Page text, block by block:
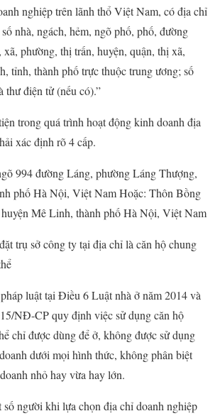
nghiệp trên lãnh thổ Việt Nam, có địa chỉ
nhà, ngách, hẻm, ngõ phố, phố, đường
xã, phường, thị trấn, huyện, quận, thị xã,
tỉnh, thành phố trực thuộc trung ương; số
thư điện tử (nếu có).”
trong quá trình hoạt động kinh doanh địa
xác định rõ 4 cấp.
994 đường Láng, phường Láng Thượng,
phố Hà Nội, Việt Nam Hoặc: Thôn Bồng
Mê Linh, thành phố Hà Nội, Việt Nam
trụ sở công ty tại địa chỉ là căn hộ chung
luật tại Điều 6 Luật nhà ở năm 2014 và
NĐ-CP quy định việc sử dụng căn hộ
chỉ được dùng để ở, không được sử dụng
dưới mọi hình thức, không phân biệt
nhỏ hay vừa hay lớn.
số người khi lựa chọn địa chỉ doanh nghiệp